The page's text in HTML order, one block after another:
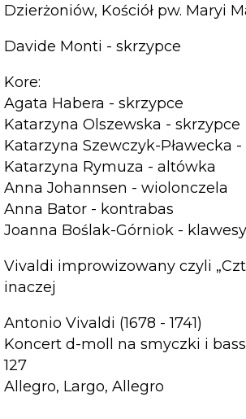
Dzierżoniów, Kościół pw. Maryi
Davide Monti - skrzypce
Kore:
Agata Habera - skrzypce
Katarzyna Olszewska - skrzypce
Katarzyna Szewczyk-Pławecka
Katarzyna Rymuza - altówka
Anna Johannsen - wiolonczela
Anna Bator - kontrabas
Joanna Boślak-Górniok -
Vivaldi improwizowany czyli
inaczej
Antonio Vivaldi (1678 - 1741)
Koncert d-moll na smyczki i
127
Allegro, Largo, Allegro